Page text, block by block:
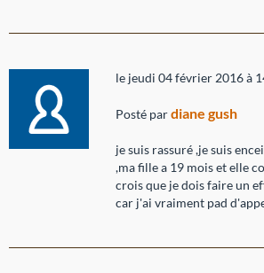
le jeudi 04 février 2016 à
Posté pardiane gush
je suis rassuré ,je suis
,ma fille a 19 mois et elle
crois que je dois faire un
car j'ai vraiment pad